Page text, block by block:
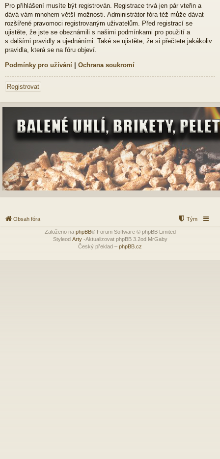
Pro přihlášení musíte být registrován. Registrace trvá jen pár vteřin a
dává vám mnohem větší možnosti. Administrátor fóra též může dávat
rozšířené pravomoci registrovaným uživatelům. Před registrací se
ujistěte, že jste se obeznámili s našimi podmínkami pro použití a
s dalšími pravidly a ujednáními. Také se ujistěte, že si přečtete jakákoliv
pravidla, která se na fóru objeví.
Podmínky pro užívání | Ochrana soukromí
Registrovat
Obsah fóra Tým
Založeno na phpBB® Forum Software © phpBB Limited
Styleod Arty-Aktualizovat phpBB 3.2od MrGaby
Český překlad – phpBB.cz